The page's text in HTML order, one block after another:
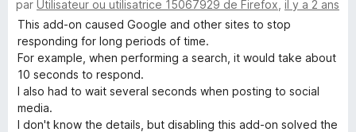
n
k
u
r
5
o
t
é
1
s
u
r
5
par Utilisateur ou utilisatrice 15067929 de Firefox il y a 2 ans
This add-on caused Google and other sites to stop
responding for long periods of time.
For example, when performing a search, it would take about
10 seconds to respond.
I also had to wait several seconds when posting to social
media.
I don't know the details, but disabling this add-on solved the